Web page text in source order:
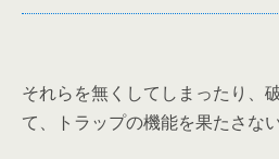
それらを無くしてしまったり、
て、トラップの機能を果たさな